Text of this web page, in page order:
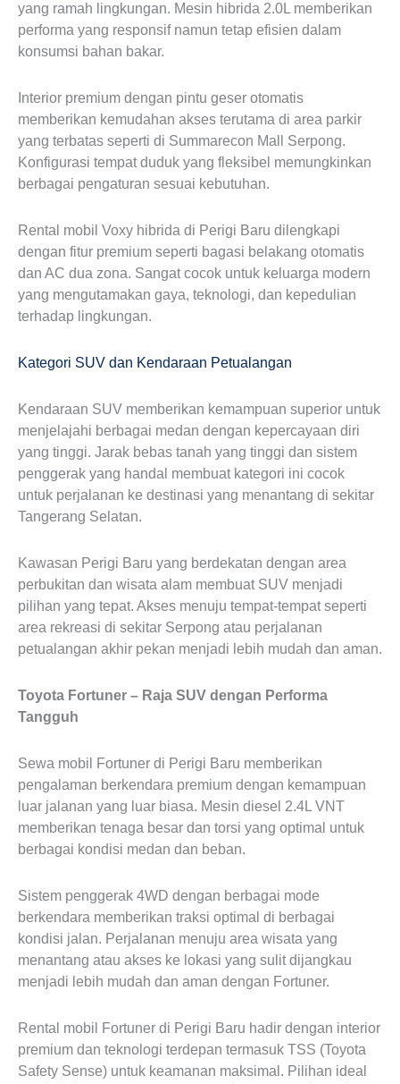
yang ramah lingkungan. Mesin hibrida 2.0L memberikan
performa yang responsif namun tetap efisien dalam
konsumsi bahan bakar.
Interior premium dengan pintu geser otomatis
memberikan kemudahan akses terutama di area parkir
yang terbatas seperti di Summarecon Mall Serpong.
Konfigurasi tempat duduk yang fleksibel memungkinkan
berbagai pengaturan sesuai kebutuhan.
Rental mobil Voxy hibrida di Perigi Baru dilengkapi
dengan fitur premium seperti bagasi belakang otomatis
dan AC dua zona. Sangat cocok untuk keluarga modern
yang mengutamakan gaya, teknologi, dan kepedulian
terhadap lingkungan.
Kategori SUV dan Kendaraan Petualangan
Kendaraan SUV memberikan kemampuan superior untuk
menjelajahi berbagai medan dengan kepercayaan diri
yang tinggi. Jarak bebas tanah yang tinggi dan sistem
penggerak yang handal membuat kategori ini cocok
untuk perjalanan ke destinasi yang menantang di sekitar
Tangerang Selatan.
Kawasan Perigi Baru yang berdekatan dengan area
perbukitan dan wisata alam membuat SUV menjadi
pilihan yang tepat. Akses menuju tempat-tempat seperti
area rekreasi di sekitar Serpong atau perjalanan
petualangan akhir pekan menjadi lebih mudah dan aman.
Toyota Fortuner – Raja SUV dengan Performa
Tangguh
Sewa mobil Fortuner di Perigi Baru memberikan
pengalaman berkendara premium dengan kemampuan
luar jalanan yang luar biasa. Mesin diesel 2.4L VNT
memberikan tenaga besar dan torsi yang optimal untuk
berbagai kondisi medan dan beban.
Sistem penggerak 4WD dengan berbagai mode
berkendara memberikan traksi optimal di berbagai
kondisi jalan. Perjalanan menuju area wisata yang
menantang atau akses ke lokasi yang sulit dijangkau
menjadi lebih mudah dan aman dengan Fortuner.
Rental mobil Fortuner di Perigi Baru hadir dengan interior
premium dan teknologi terdepan termasuk TSS (Toyota
Safety Sense) untuk keamanan maksimal. Pilihan ideal